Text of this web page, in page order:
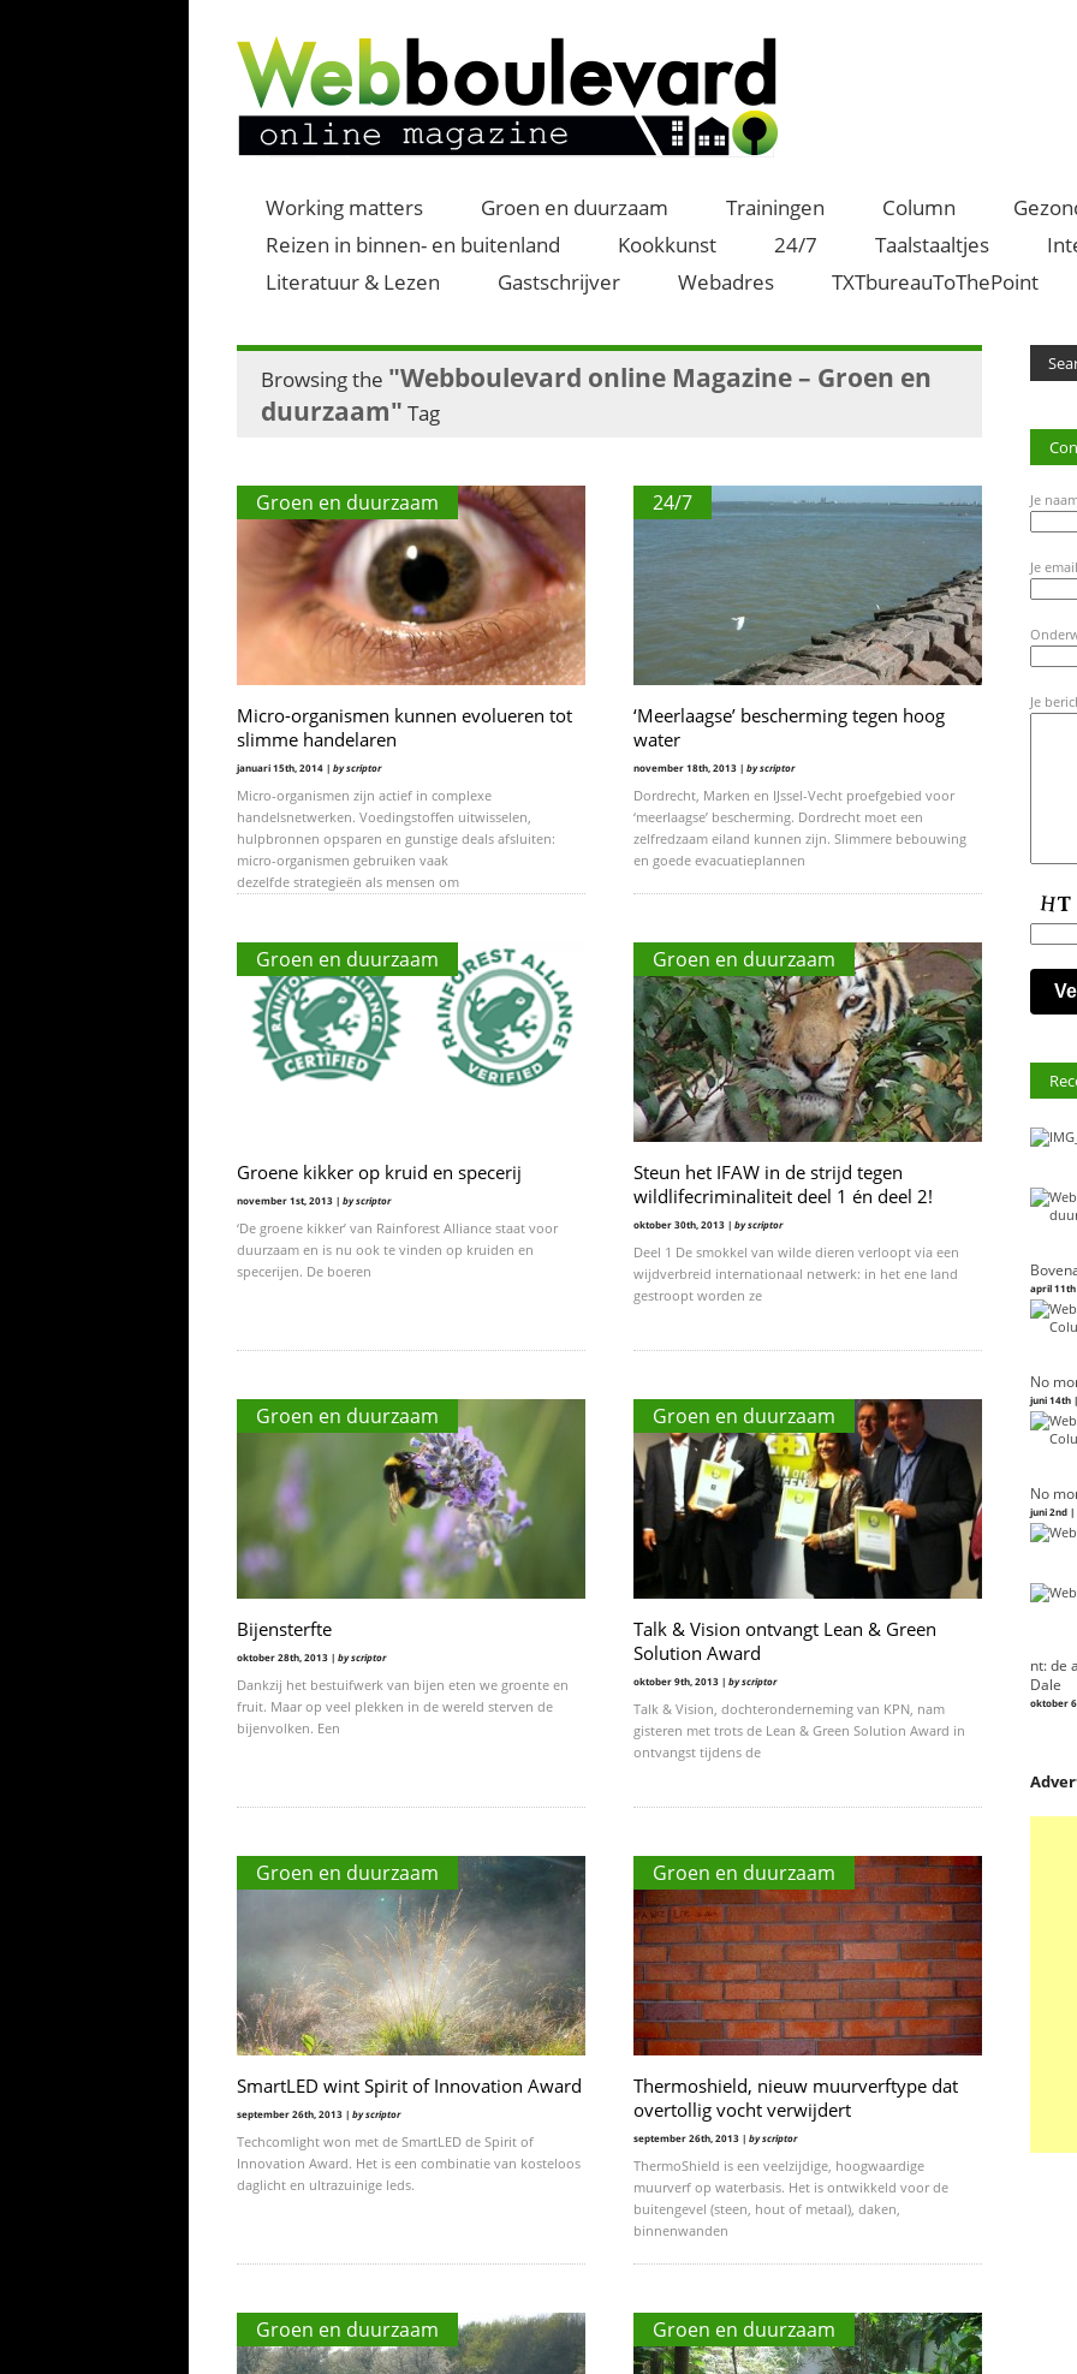
Working matters Groen en duurzaam Trainingen Column
Reizen in binnen- en buitenland
Kookkunst 24/7 Taalstaaltjes
Literatuur & Lezen
Gastschrijver Webadres TXTbureauToThePoint
Browsing the "Webboulevard online Magazine – Groen en
duurzaam" Tag
Groen en duurzaam
Micro-organismen kunnen evolueren tot
slimme handelaren
januari 15th, 2014 | by scriptor
Micro-organismen zijn actief in complexe
handelsnetwerken. Voedingstoffen uitwisselen,
hulpbronnen opsparen en gunstige deals afsluiten:
micro-organismen gebruiken vaak
dezelfde strategieën als mensen om
24/7
‘Meerlaagse’ bescherming tegen hoog
water
november 18th, 2013 | by scriptor
Dordrecht, Marken en IJssel-Vecht proefgebied voor
‘meerlaagse’ bescherming. Dordrecht moet een
zelfredzaam eiland kunnen zijn. Slimmere bebouwing
en goede evacuatieplannen
Groen en duurzaam
Groene kikker op kruid en specerij
november 1st, 2013 | by scriptor
‘De groene kikker’ van Rainforest Alliance staat voor
duurzaam en is nu ook te vinden op kruiden en
specerijen. De boeren
Groen en duurzaam
Steun het IFAW in de strijd tegen
wildlifecriminaliteit deel 1 én deel 2!
oktober 30th, 2013 | by scriptor
Deel 1 De smokkel van wilde dieren verloopt via een
wijdverbreid internationaal netwerk: in het ene land
gestroopt worden ze
Groen en duurzaam
Bijensterfte
oktober 28th, 2013 | by scriptor
Dankzij het bestuifwerk van bijen eten we groente en
fruit. Maar op veel plekken in de wereld sterven de
bijenvolken. Een
Groen en duurzaam
Talk & Vision ontvangt Lean & Green
Solution Award
oktober 9th, 2013 | by scriptor
Talk & Vision, dochteronderneming van KPN, nam
gisteren met trots de Lean & Green Solution Award in
ontvangst tijdens de
Groen en duurzaam
SmartLED wint Spirit of Innovation Award
september 26th, 2013 | by scriptor
Techcomlight won met de SmartLED de Spirit of
Innovation Award. Het is een combinatie van kosteloos
daglicht en ultrazuinige leds.
Groen en duurzaam
Thermoshield, nieuw muurverftype dat
overtollig vocht verwijdert
september 26th, 2013 | by scriptor
ThermoShield is een veelzijdige, hoogwaardige
muurverf op waterbasis. Het is ontwikkeld voor de
buitengevel (steen, hout of metaal), daken,
binnenwanden
Groen en duurzaam Groen en duurzaam
Je
Je
Je
april
No
juni 14th
No
juni 2nd |
nt: de
Dale
oktober